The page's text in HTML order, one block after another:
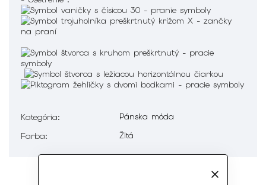
Kategória:
Pánska móda
Farba: Žltá